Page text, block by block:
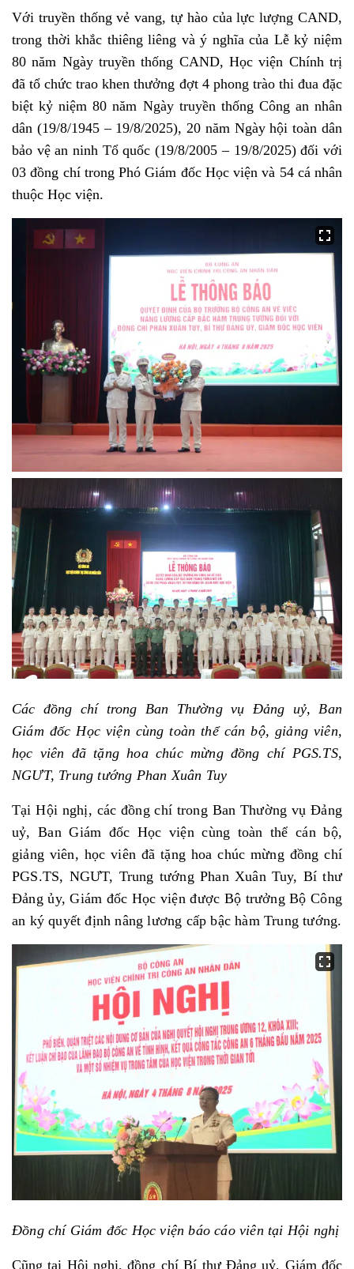
Với truyền thống vẻ vang, tự hào của lực lượng CAND,
trong thời khắc thiêng liêng và ý nghĩa của Lễ kỷ niệm
80 năm Ngày truyền thống CAND, Học viện Chính trị
đã tổ chức trao khen thưởng đợt 4 phong trào thi đua đặc
biệt kỷ niệm 80 năm Ngày truyền thống Công an nhân
dân (19/8/1945 – 19/8/2025), 20 năm Ngày hội toàn dân
bảo vệ an ninh Tổ quốc (19/8/2005 – 19/8/2025) đối với
03 đồng chí trong Phó Giám đốc Học viện và 54 cá nhân
thuộc Học viện.
Các đồng chí trong Ban Thường vụ Đảng uỷ, Ban
Giám đốc Học viện cùng toàn thể cán bộ, giảng viên,
học viên đã tặng hoa chúc mừng đồng chí PGS.TS,
NGƯT, Trung tướng Phan Xuân Tuy
Tại Hội nghị, các đồng chí trong Ban Thường vụ Đảng
uỷ, Ban Giám đốc Học viện cùng toàn thể cán bộ,
giảng viên, học viên đã tặng hoa chúc mừng đồng chí
PGS.TS, NGƯT, Trung tướng Phan Xuân Tuy, Bí thư
Đảng ủy, Giám đốc Học viện được Bộ trưởng Bộ Công
an ký quyết định nâng lương cấp bậc hàm Trung tướng.
Đồng chí Giám đốc Học viện báo cáo viên tại Hội nghị
Cũng tại Hội nghị, đồng chí Bí thư Đảng uỷ, Giám đốc